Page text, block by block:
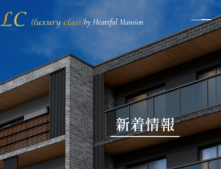
by Heartful Mansion
メ
ニ
ー
タ
ン
新着情報